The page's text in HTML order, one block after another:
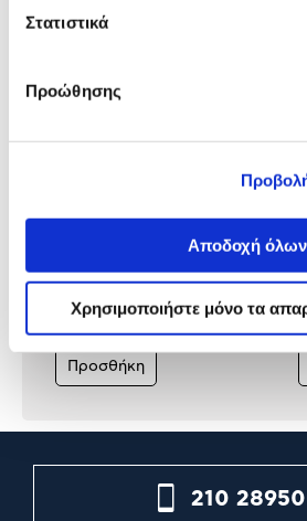
Στατιστικά
Προώθησης
Αποδοχή όλων
Χρησιμοποιήστε μόνο τα
Arzopa Portable Monitor 15.6"
Προσθήκη
210